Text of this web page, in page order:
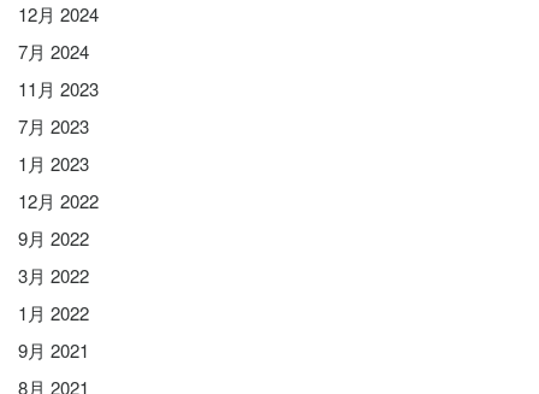
12月 2024
7月 2024
11月 2023
7月 2023
1月 2023
12月 2022
9月 2022
3月 2022
1月 2022
9月 2021
8月 2021